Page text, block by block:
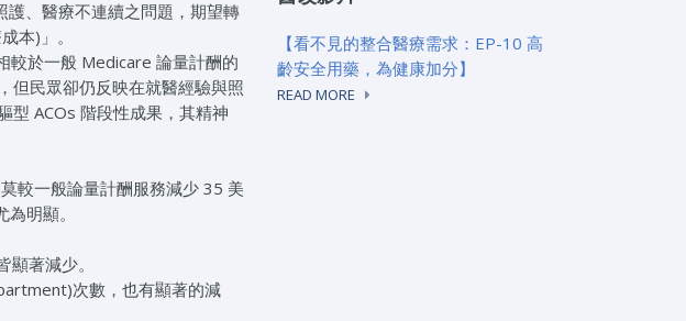
、醫療不連續之問題，期望轉
本)」。
較於一般 Medicare 論量計酬的
但民眾卻仍反映在就醫經驗與照
型 ACOs 階段性成果，其精神
較一般論量計酬服務減少 35 美
明顯。
著減少。
次數，也有顯著的減
【看不見的整合醫療需求：EP-10 高
齡安全用藥，為健康加分】
READ MORE